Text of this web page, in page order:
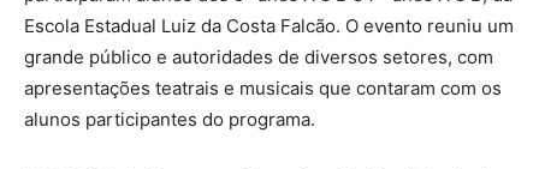
Escola Estadual Luiz da Costa Falcão. O evento reuniu um
grande público e autoridades de diversos setores, com
apresentações teatrais e musicais que contaram com os
alunos participantes do programa.